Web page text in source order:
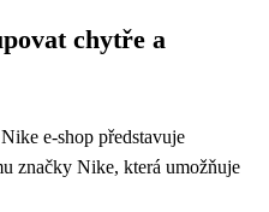
chytře a
e-shop představuje
značky Nike, která umožňuje